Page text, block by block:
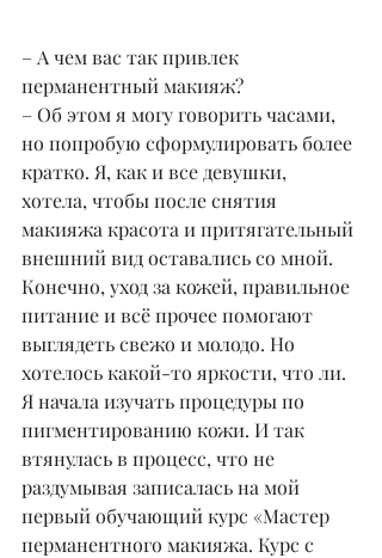
– А чем вас так привлек
перманентный макияж?
– Об этом я могу говорить часами,
но попробую сформулировать более
кратко. Я, как и все девушки,
хотела, чтобы после снятия
макияжа красота и притягательный
внешний вид оставались со мной.
Конечно, уход за кожей, правильное
питание и всё прочее помогают
выглядеть свежо и молодо. Но
хотелось какой-то яркости, что ли.
Я начала изучать процедуры по
пигментированию кожи. И так
втянулась в процесс, что не
раздумывая записалась на мой
первый обучающий курс «Мастер
перманентного макияжа. Курс с